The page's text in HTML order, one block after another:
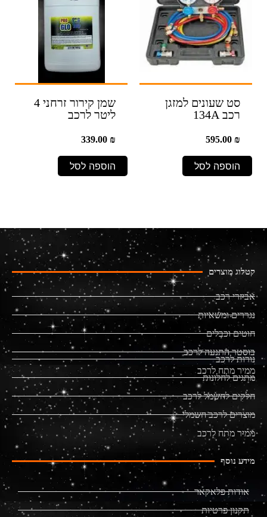
סט שעונים למזגן
רכב 134A
595.00₪
הוספה לסל
שמן קירור זרחני 4
ליטר לרכב
339.00₪
הוספה לסל
קטלוג מוצרים
אביזרי רכב
נגררים ומשאיות
חוטים וכבלים
בוסטר התנעה לרכב
ממיר מתח לרכב
נורות לרכב
מתגים לחלונות
חלקים לחשמל לרכב
מוצרים לרכב חשמלי
ממיר מתח לרכב
מידע נוסף
אודות פלאקאר
תקנון פרטיות